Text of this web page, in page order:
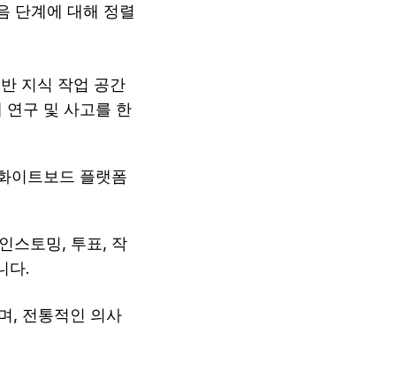
단계에 대해 정렬
지식 작업 공간
연구 및 사고를 한
이트보드 플랫폼
스토밍, 투표, 작
다.
, 전통적인 의사